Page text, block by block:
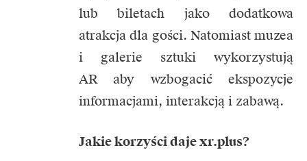
lub biletach jako dodatkowa
atrakcja dla gości. Natomiast muzea
i galerie sztuki wykorzystują
AR aby wzbogacić ekspozycje
informacjami, interakcją i zabawą.
Jakie korzyści daje xr.plus?